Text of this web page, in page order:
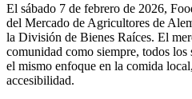
El sábado 7 de febrero de 2026,
del Mercado de Agricultores de
la División de Bienes Raíces. El
comunidad como siempre, todos los
el mismo enfoque en la comida
accesibilidad.